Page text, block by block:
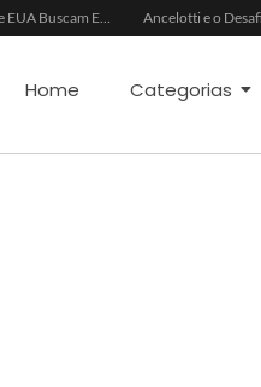
China e EUA Buscam Expansão do Comércio Agrícola
Home Categorias